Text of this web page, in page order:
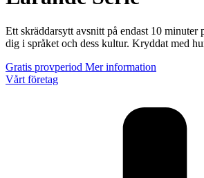
Ett skräddarsytt avsnitt på endast 10 minuter
dig i språket och dess kultur. Kryddat med
Gratis provperiod Mer information
Vårt företag